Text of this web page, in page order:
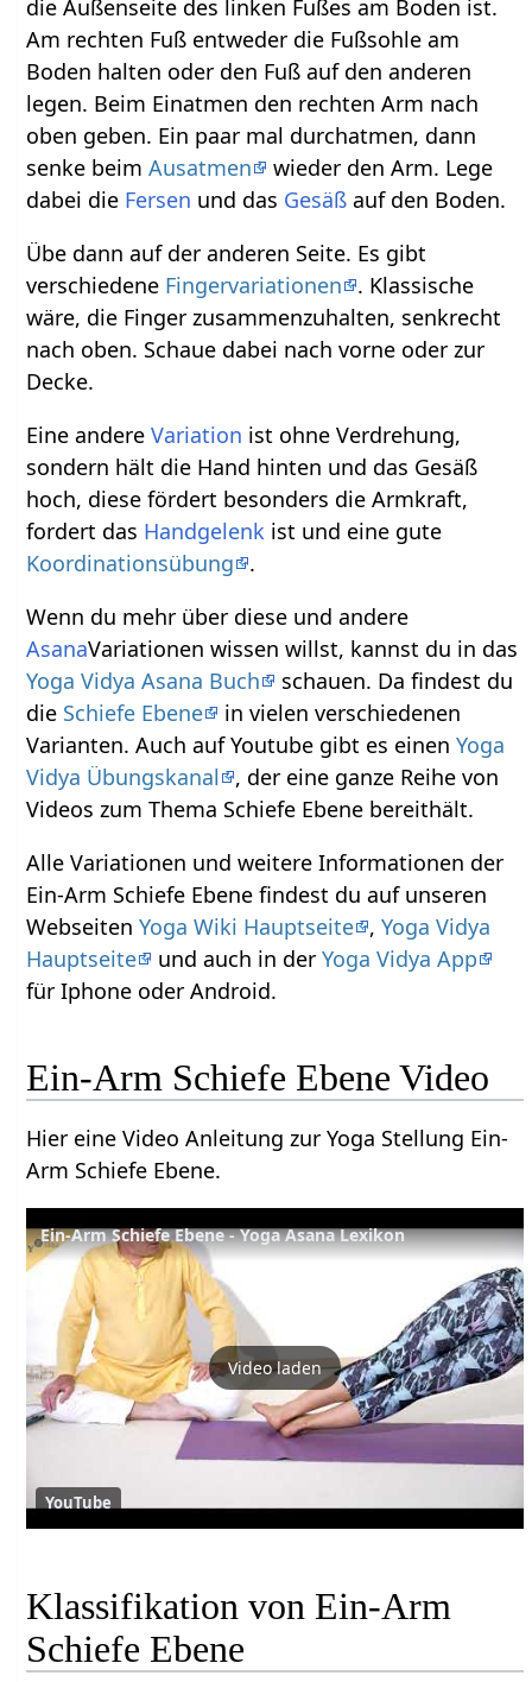
die Außenseite des linken Fußes am Boden ist.
Am rechten Fuß entweder die Fußsohle am
Boden halten oder den Fuß auf den anderen
legen. Beim Einatmen den rechten Arm nach
oben geben. Ein paar mal durchatmen, dann
senke beimAusatmen
wieder den Arm. Lege
dabei die Fersen und das Gesäß auf den Boden.
Übe dann auf der anderen Seite. Es gibt
verschiedene Fingervariationen
. Klassische
wäre, die Finger zusammenzuhalten, senkrecht
nach oben. Schaue dabei nach vorne oder zur
Decke.
Eine andereVariation ist ohne Verdrehung,
sondern hält die Hand hinten und das Gesäß
hoch, diese fördert besonders die Armkraft,
fordert das Handgelenk ist und eine gute
Koordinationsübung
.
Wenn du mehr über diese und andere
AsanaVariationen wissen willst, kannst du in das
Yoga Vidya Asana Buch
schauen. Da findest du
die Schiefe Ebene
in vielen verschiedenen
Varianten. Auch auf Youtube gibt es einenYoga
Vidya Übungskanal
, der eine ganze Reihe von
Videos zum Thema Schiefe Ebene bereithält.
Alle Variationen und weitere Informationen der
Ein-Arm Schiefe Ebene findest du auf unseren
WebseitenYoga Wiki Hauptseite ,Yoga Vidya
Hauptseite
und auch in derYoga Vidya App
für Iphone oder Android.
Ein-Arm Schiefe Ebene Video
Hier eine Video Anleitung zur Yoga Stellung Ein-
Arm Schiefe Ebene.
Ein-Arm Schiefe Ebene - Yoga Asana Lexikon
Video laden
YouTube
Klassifikation von Ein-Arm
Schiefe Ebene